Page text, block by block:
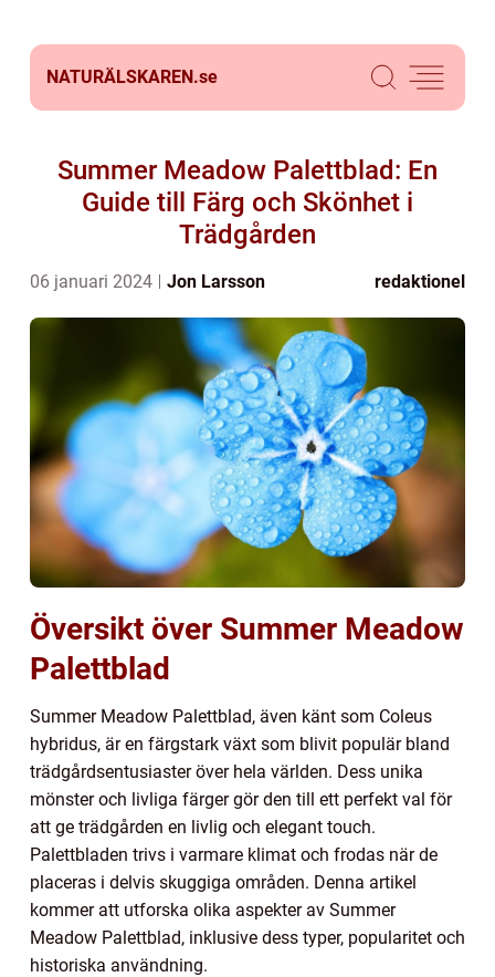
NATURÄLSKAREN.se
Summer Meadow Palettblad: En
Guide till Färg och Skönhet i
Trädgården
06 januari 2024 Jon Larsson redaktionel
Översikt över Summer Meadow
Palettblad
Summer Meadow Palettblad, även känt som Coleus
hybridus, är en färgstark växt som blivit populär bland
trädgårdsentusiaster över hela världen. Dess unika
mönster och livliga färger gör den till ett perfekt val för
att ge trädgården en livlig och elegant touch.
Palettbladen trivs i varmare klimat och frodas när de
placeras i delvis skuggiga områden. Denna artikel
kommer att utforska olika aspekter av Summer
Meadow Palettblad, inklusive dess typer, popularitet och
historiska användning.